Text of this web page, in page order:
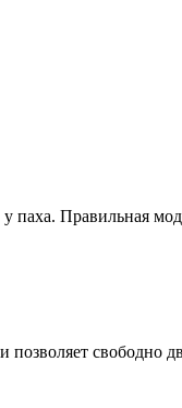
Правильная
позволяет свободно